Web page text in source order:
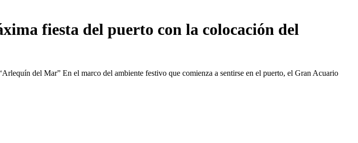
fiesta del puerto con la colocación del
del Mar” En el marco del ambiente festivo que comienza a sentirse en el puerto, el Gran Acuario